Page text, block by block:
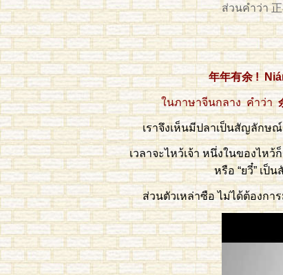
ส่วนคำว่า
年年有余 !
ในภาษาจีนกลาง คำว่า
เราจึงเห็นมีปลาเป็นสัญลักษ
เวลาจะไหว้เจ้า หนึ่งในของไห
หรือ “ยวี๋” เ
ส่วนตัวเหล่าซือ ไม่ได้ต้องก